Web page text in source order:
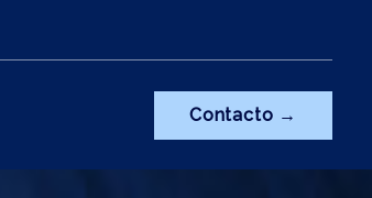
Contacto →